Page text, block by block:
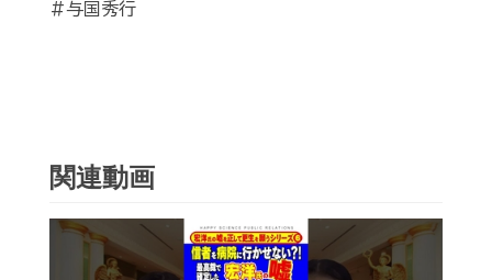
#与国秀行
関連動画